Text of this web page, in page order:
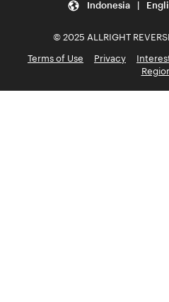
Indonesia |
© 2025 ALLRIGHT
Terms of Use
Privacy